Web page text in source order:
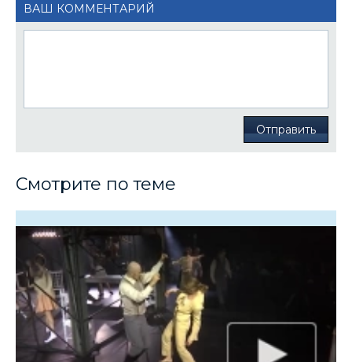
ВАШ КОММЕНТАРИЙ
Отправить
Смотрите по теме